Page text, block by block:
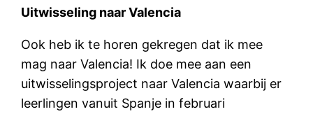
Uitwisseling naar Valencia
Ook heb ik te horen gekregen dat ik mee
mag naar Valencia! Ik doe mee aan een
uitwisselingsproject naar Valencia waarbij er
leerlingen vanuit Spanje in februari